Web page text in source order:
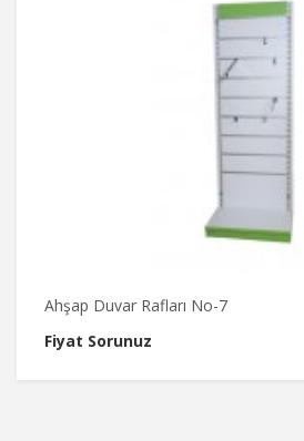
Ahşap Duvar Rafları No-7
Fiyat Sorunuz